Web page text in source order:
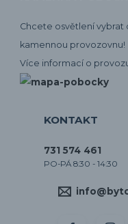
Chcete osvětlení vybrat
kamennou provozovnu!
Více informací o
KONTAKT
731 574 461
PO-PÁ 8:30 - 14:30